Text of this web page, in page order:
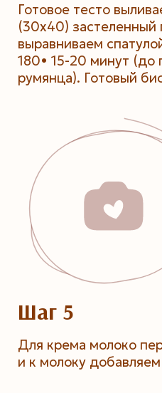
Готовое тесто
(30х40) застеленный
выравниваем
180• 15-20 минут (до
румянца). Готовый
Шаг 5
Для крема молоко
и к молоку